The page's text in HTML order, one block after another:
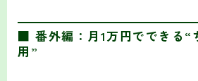
■ 番外編：月1万円でできる“
用”